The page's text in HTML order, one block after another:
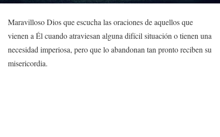
Maravilloso Dios que escucha las oraciones de aquellos que
vienen a Él cuando atraviesan alguna difícil situación o tienen una
necesidad imperiosa, pero que lo abandonan tan pronto reciben su
misericordia.